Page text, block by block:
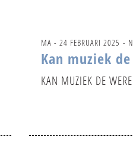
MA - 24 FEBRUARI 2025 -
Kan muziek
KAN MUZIEK DE